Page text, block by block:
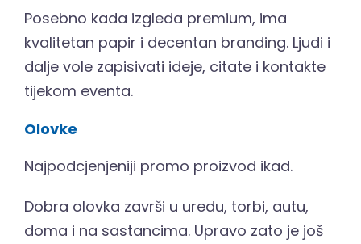
Posebno kada izgleda premium, ima
kvalitetan papir i decentan branding. Ljudi i
dalje vole zapisivati ideje, citate i kontakte
tijekom eventa.
Olovke
Najpodcjenjeniji promo proizvod ikad.
Dobra olovka završi u uredu, torbi, autu,
doma i na sastancima. Upravo zato je još